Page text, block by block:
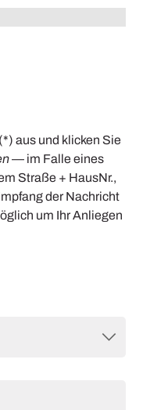
aus und klicken Sie
— im Falle eines
Straße + HausNr.,
der Nachricht
um Ihr Anliegen